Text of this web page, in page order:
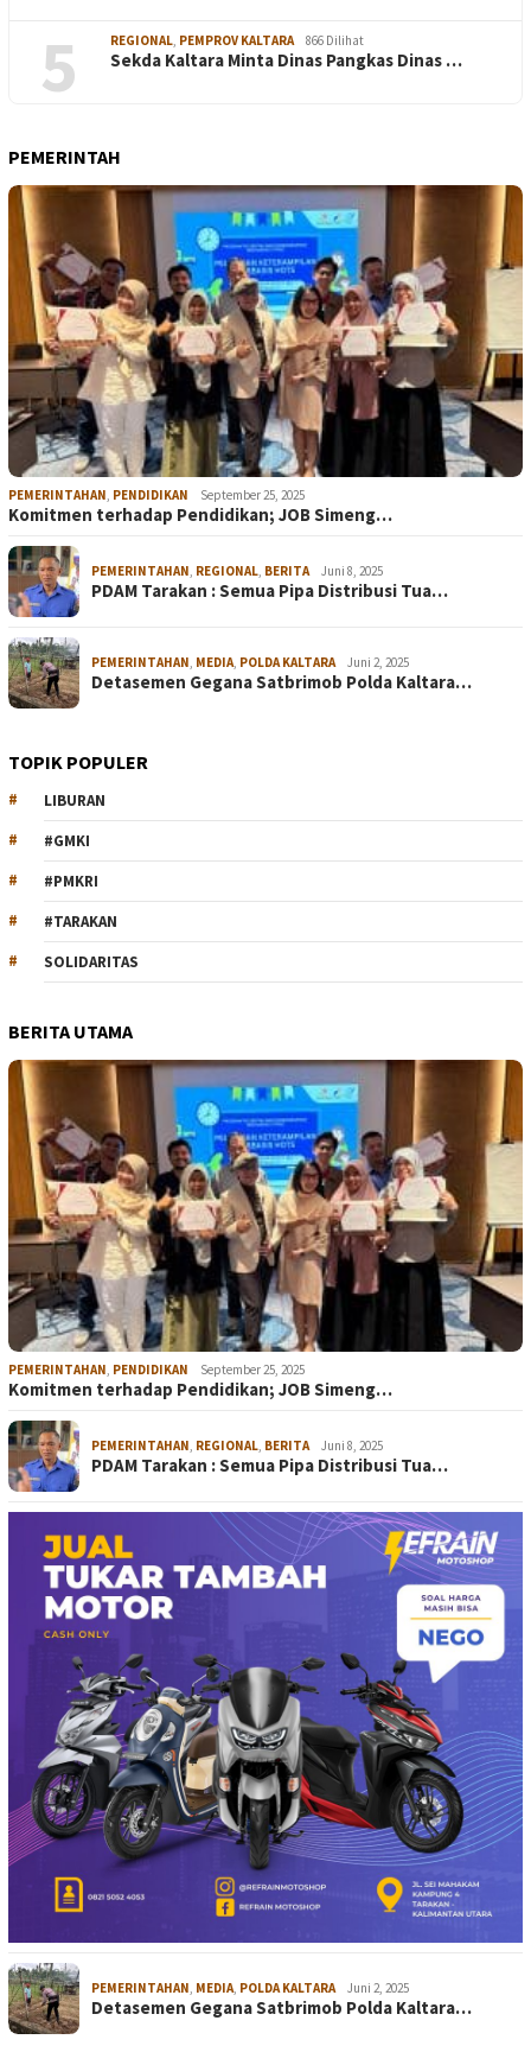
5
REGIONAL PEMPROV KALTARA 866 Dilihat
Sekda Kaltara Minta Dinas Pangkas Dinas …
PEMERINTAH
PEMERINTAHAN PENDIDIKAN September 25, 2025
Komitmen terhadap Pendidikan; JOB Simeng…
PEMERINTAHAN REGIONAL BERITA Juni 8, 2025
PDAM Tarakan : Semua Pipa Distribusi Tua…
PEMERINTAHAN MEDIA POLDA KALTARA Juni 2, 2025
Detasemen Gegana Satbrimob Polda Kaltara…
TOPIK POPULER
LIBURAN
#GMKI
#PMKRI
#TARAKAN
SOLIDARITAS
BERITA UTAMA
PEMERINTAHAN PENDIDIKAN September 25, 2025
Komitmen terhadap Pendidikan; JOB Simeng…
PEMERINTAHAN REGIONAL BERITA Juni 8, 2025
PDAM Tarakan : Semua Pipa Distribusi Tua…
PEMERINTAHAN, MEDIA, POLDA KALTARA Juni 2, 2025
Detasemen Gegana Satbrimob Polda Kaltara…